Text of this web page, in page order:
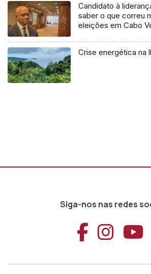
Candidato à
saber o que correu
eleições em Cabo
Crise energética na
Siga-nos nas redes
Aceder